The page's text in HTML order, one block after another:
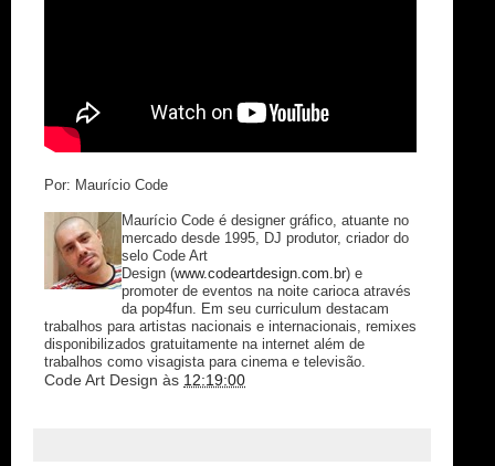
Por: Maurício Code
Maurício Code é designer gráfico, atuante no
mercado desde 1995, DJ produtor, criador do
selo Code Art
Design (www.codeartdesign.com.br) e
promoter de eventos na noite carioca através
da pop4fun. Em seu curriculum destacam
trabalhos para artistas nacionais e internacionais, remixes
disponibilizados gratuitamente na internet além de
trabalhos como visagista para cinema e televisão.
Code Art Design às 12:19:00